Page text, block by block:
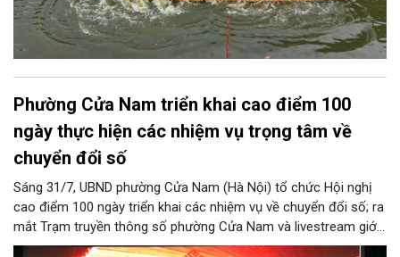
Phường Cửa Nam triển khai cao điểm 100
ngày thực hiện các nhiệm vụ trọng tâm về
chuyển đổi số
Sáng 31/7, UBND phường Cửa Nam (Hà Nội) tổ chức Hội nghị
cao điểm 100 ngày triển khai các nhiệm vụ về chuyển đổi số; ra
mắt Trạm truyền thông số phường Cửa Nam và livestream giới
thiệu các sản phẩm du lịch gắn với di sản, văn hóa kiến trúc